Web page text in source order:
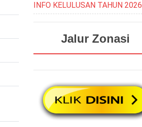
INFO KELULUSAN TAHUN 2026
Jalur Zonasi